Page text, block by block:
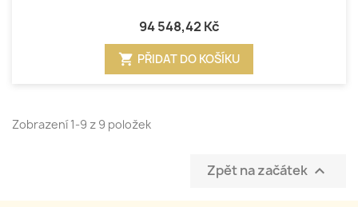
94 548,42 Kč
shopping_cart PŘIDAT DO KOŠÍKU
Zobrazení 1-9 z 9 položek
Zpět na začátek 